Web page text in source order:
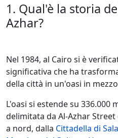
1. Qual'è la storia
Azhar?
Nel 1984, al Cairo si è
significativa che ha
della città in un'oasi in
L'oasi si estende su 336.000
delimitata da Al-Azhar Street
a nord, dalla Cittadella di